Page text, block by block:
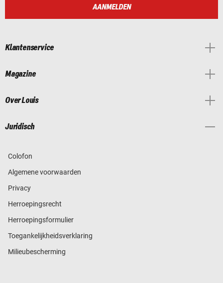
AANMELDEN
Klantenservice
Magazine
Over Louis
Juridisch
Colofon
Algemene voorwaarden
Privacy
Herroepingsrecht
Herroepingsformulier
Toegankelijkheidsverklaring
Milieubescherming